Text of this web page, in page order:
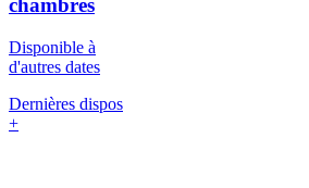
chambres
Disponible à
d'autres dates
Dernières dispos
+